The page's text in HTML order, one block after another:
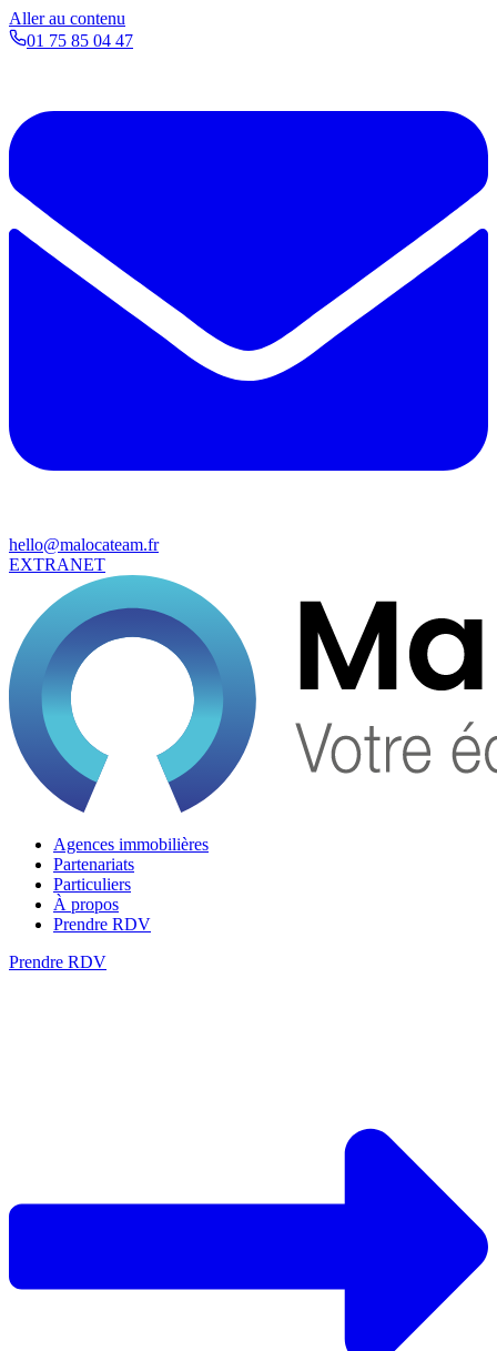
Aller au contenu
01 75 85 04 47
hello@malocateam.fr
EXTRANET
Agences immobilières
Partenariats
Particuliers
À propos
Prendre RDV
Prendre RDV